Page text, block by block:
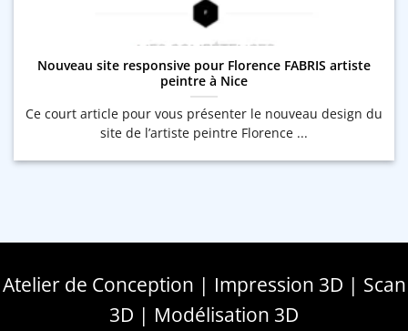
Nouveau site responsive pour Florence FABRIS artiste
peintre à Nice
Ce court article pour vous présenter le nouveau design du
site de l’artiste peintre Florence ...
Atelier de Conception | Impression 3D | Scan
3D | Modélisation 3D